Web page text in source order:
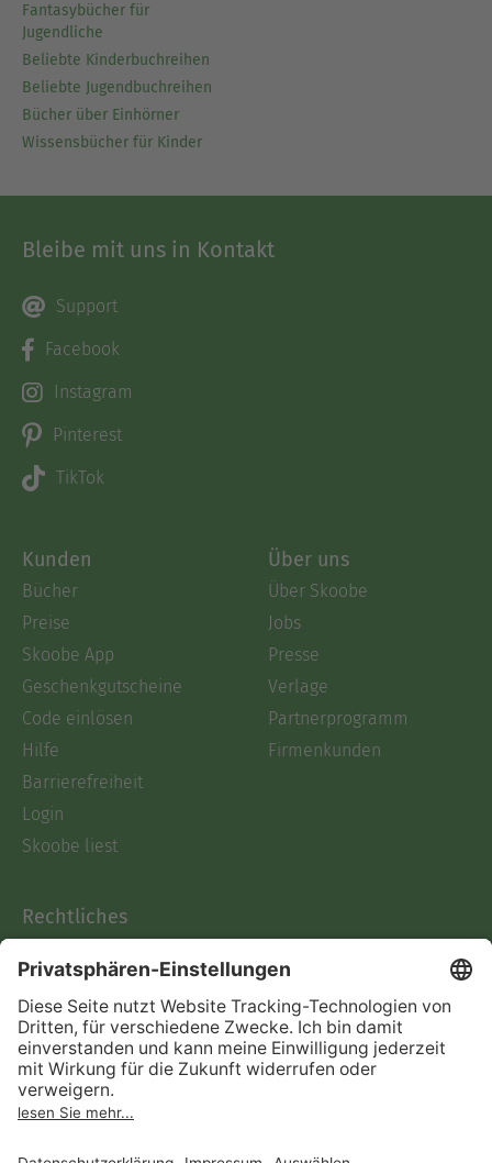
Fantasybücher für
Jugendliche
Beliebte Kinderbuchreihen
Beliebte Jugendbuchreihen
Bücher über Einhörner
Wissensbücher für Kinder
Bleibe mit uns in Kontakt
Support
Facebook
Instagram
Pinterest
TikTok
Kunden
Bücher
Preise
Skoobe App
Geschenkgutscheine
Code einlösen
Hilfe
Barrierefreiheit
Login
Skoobe liest
Über uns
Über Skoobe
Jobs
Presse
Verlage
Partnerprogramm
Firmenkunden
Rechtliches
AGB
Informationen nach Data
Act
Verträge hier kündigen
Impressum